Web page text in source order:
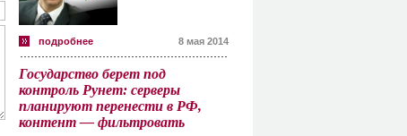
подробнее 8 мая 2014
Государство берет под
контроль Рунет: серверы
планируют перенести в РФ,
контент — фильтровать